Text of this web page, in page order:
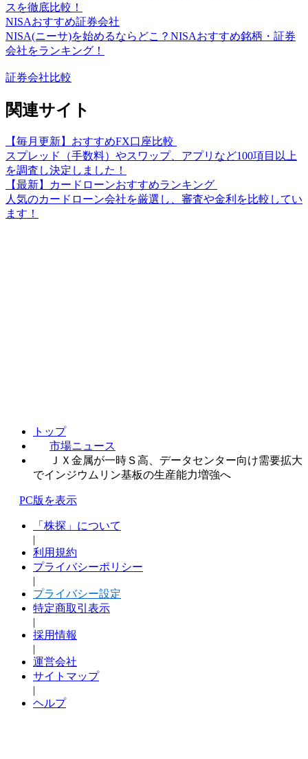
スを徹底比較！
NISAおすすめ証券会社
NISA(ニーサ)を始めるならどこ？NISAおすすめ銘柄・証券
会社をランキング！
証券会社比較
関連サイト
【毎月更新】おすすめFX口座比較
スプレッド（手数料）やスワップ、アプリなど100項目以上
を調査し決定しました！
【最新】カードローンおすすめランキング
人気のカードローン会社を厳選し、審査や金利を比較してい
ます！
トップ
市場ニュース
ＪＸ金属が一時Ｓ高、データセンター向け需要拡大
でインジウムリン基板の生産能力増強へ
PC版を表示
「株探」について
|
利用規約
プライバシーポリシー
|
プライバシー設定
特定商取引表示
|
採用情報
|
運営会社
サイトマップ
|
ヘルプ